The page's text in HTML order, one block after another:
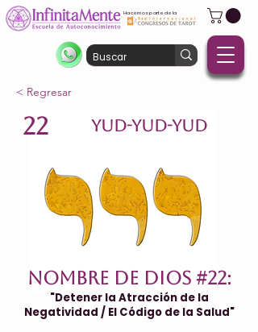
Hacemos parte de la
< Regresar
Nombre de Dios #22:
"Detener la Atracción de la
Negatividad / El Código de la Salud"
22 YUD-YUD-YUD